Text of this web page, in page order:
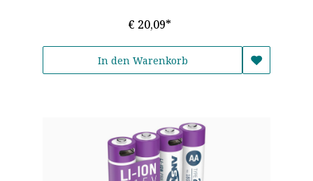
€ 20,09*
In den Warenkorb